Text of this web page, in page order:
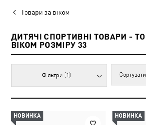
Товари за віком
ДИТЯЧІ СПОРТИВНІ ТОВАРИ -
ВІКОМ РОЗМІРУ 33
Фільтри (1)
НОВИНКА НОВИНКА